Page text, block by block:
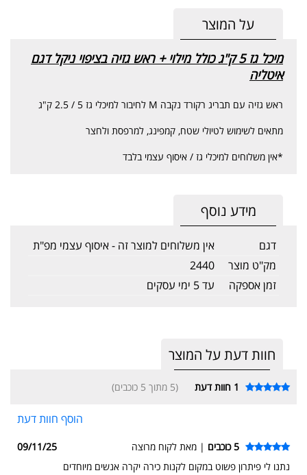
על המוצר
מיכל גז 5 ק"ג כולל מילוי + ראש גזיה בציפוי ניקל דגם
איטליה
ראש גזיה עם תבריג רקורד נקבה M לחיבור למיכלי גז 5 / 2.5 ק"ג
מתאים לשימוש לטיולי שטח, קמפינג, למרפסת ולחצר
*אין משלוחים למיכלי גז / איסוף עצמי בלבד
מידע נוסף
דגם
אין משלוחים למוצר זה - איסוף עצמי מפ"ת
מק"ט מוצר
2440
זמן אספקה
עד 5 ימי עסקים
חוות דעת על המוצר
1 חוות דעת (5 מתוך 5 כוכבים)
הוסף חוות דעת
5 כוכבים | מאת לקוח מרוצה
09/11/25
נתנו לי פיתרון פשוט במקום לקנות כירה יקרה אנשים מיוחדים